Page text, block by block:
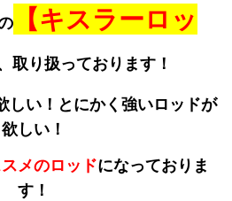
【キスラーロッ
取り扱っております！
しい！とにかく強いロッドが
欲しい！
メのロッドになっておりま
す！